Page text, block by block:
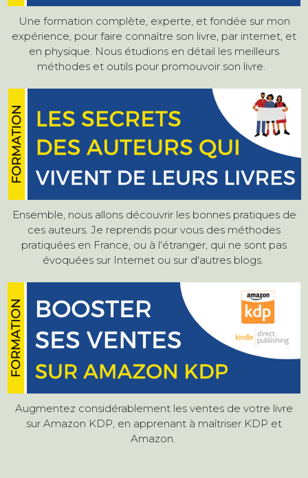
Une formation complète, experte, et fondée sur mon
expérience, pour faire connaître son livre, par internet, et
en physique. Nous étudions en détail les meilleurs
méthodes et outils pour promouvoir son livre.
Ensemble, nous allons découvrir les bonnes pratiques de
ces auteurs. Je reprends pour vous des méthodes
pratiquées en France, ou à l'étranger, qui ne sont pas
évoquées sur Internet ou sur d'autres blogs.
Augmentez considérablement les ventes de votre livre
sur Amazon KDP, en apprenant à maîtriser KDP et
Amazon.